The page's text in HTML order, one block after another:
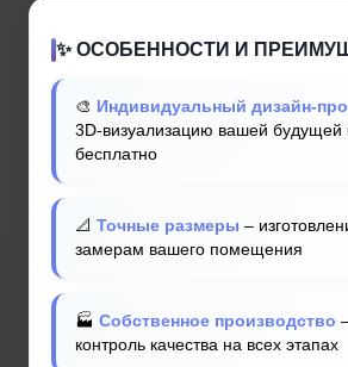
✨ ОСОБЕННОСТИ И
🎨 Индивидуальный дизайн-
3D-визуализацию вашей будущей
бесплатно
📐 Точные размеры –
замерам вашего помещения
🏭 Собственное производство
контроль качества на всех этапах